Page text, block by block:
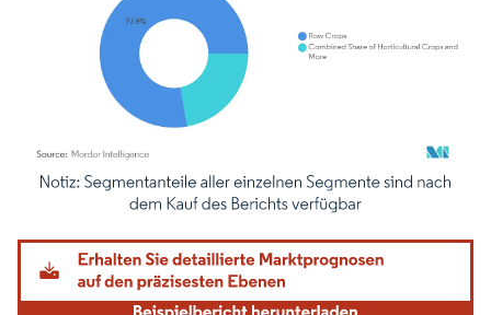
Bild © Mordor Intelligence. Wiederverwendung erfordert Namensnennung